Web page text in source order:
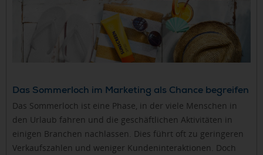
Das Sommerloch im Marketing als Chance begreifen
Das Sommerloch ist eine Phase, in der viele Menschen in
den Urlaub fahren und die geschäftlichen Aktivitäten in
einigen Branchen nachlassen. Dies führt oft zu geringeren
Verkaufszahlen und weniger Kundeninteraktionen. Doch